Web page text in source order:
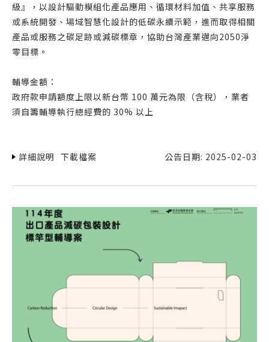
級』，以設計驅動模組化產品應用、循環材料加值、共享服務
或系統開發、場域智慧化設計的低碳永續示範，進而取得相關
產品或服務之碳足跡或減碳標章，協助台灣產業邁向2050淨
零目標。
輔導金額：
政府款申請額度上限以新台幣 100 萬元為限（含稅），業者
須自籌輔導執行總經費的 30% 以上
詳細說明 下載檔案 公告日期: 2025-02-03